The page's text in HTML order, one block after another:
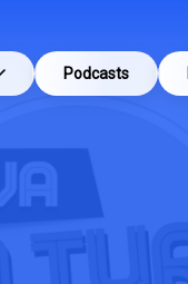
Podcasts